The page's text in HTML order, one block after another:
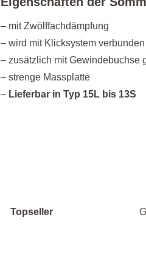
– mit Zwölffachdämpfung
– wird mit Klicksystem verbunden
– zusätzlich mit Gewindebuchse
– strenge Massplatte
– Lieferbar in Typ 15L bis 13S
Topseller